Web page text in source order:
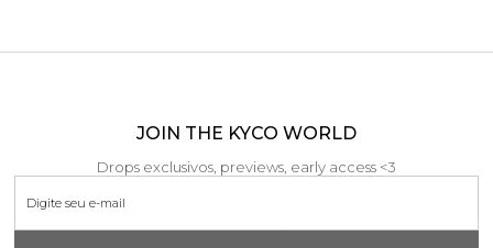
JOIN THE KYCO WORLD
Drops exclusivos, previews, early access <3